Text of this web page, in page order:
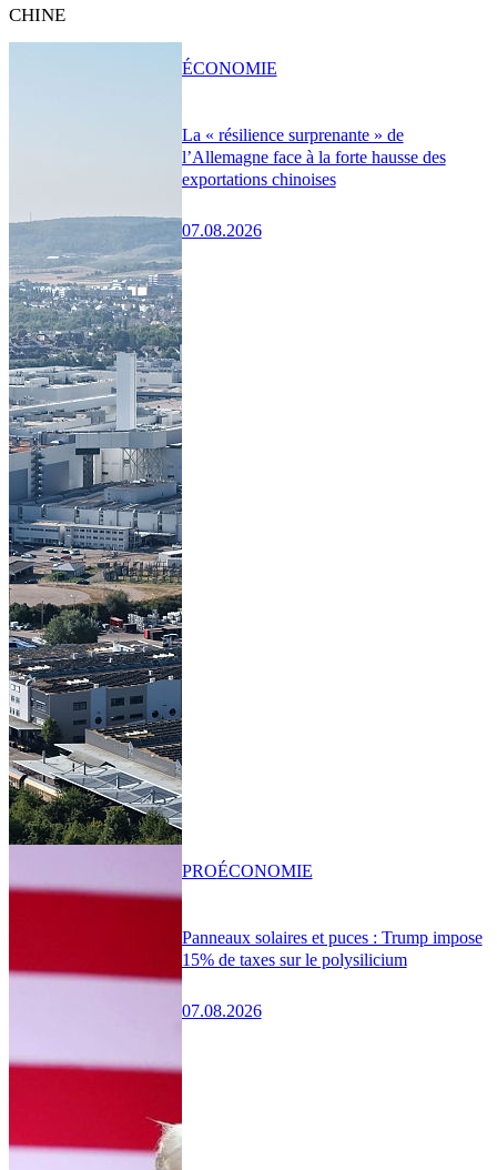
CHINE
La « résilience surprenante » de
l’Allemagne face à la forte hausse des
exportations chinoises
07.08.2026
ÉCONOMIE
Panneaux solaires et puces : Trump impose
15% de taxes sur le polysilicium
07.08.2026
PROÉCONOMIE